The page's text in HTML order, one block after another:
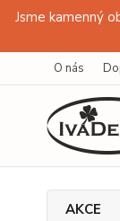
Jsme kamenný
O nás
AKCE